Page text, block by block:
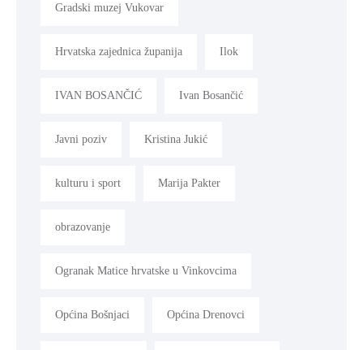
Gradski muzej Vukovar
Hrvatska zajednica županija Ilok
IVAN BOSANČIĆ Ivan Bosančić
Javni poziv Kristina Jukić
kulturu i sport Marija Pakter
obrazovanje
Ogranak Matice hrvatske u Vinkovcima
Općina Bošnjaci Općina Drenovci